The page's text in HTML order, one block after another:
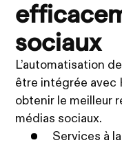
sociaux
L’automatisation
être intégrée avec
obtenir le meilleur
médias sociaux.
Services à